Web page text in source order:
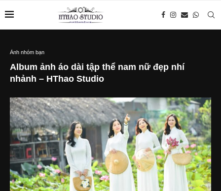
Ảnh nhóm bạn
Album ảnh áo dài tập thể nam nữ đẹp nhí
nhảnh – HThao Studio